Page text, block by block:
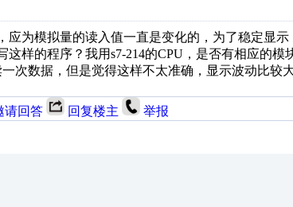
应为模拟量的读入值一直是变化的，为了稳定显
这样的程序？我用s7-214的CPU，是否有相应的模
次数据，但是觉得这样不太准确，显示波动比较
请回答 回复楼主 举报